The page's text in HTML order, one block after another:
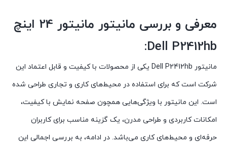
معرفی و بررسی مانیتور مانیتور 24 اینچ
Dell P2412hb:
مانیتور Dell P2412hb یکی از محصولات با کیفیت و قابل اعتماد این
شرکت است که برای استفاده در محیط‌های کاری و تجاری طراحی شده
است. این مانیتور با ویژگی‌هایی همچون صفحه نمایش با کیفیت،
امکانات کاربردی و طراحی مدرن، یک گزینه مناسب برای کاربران
حرفه‌ای و محیط‌های کاری می‌باشد. در ادامه، به بررسی اجمالی این